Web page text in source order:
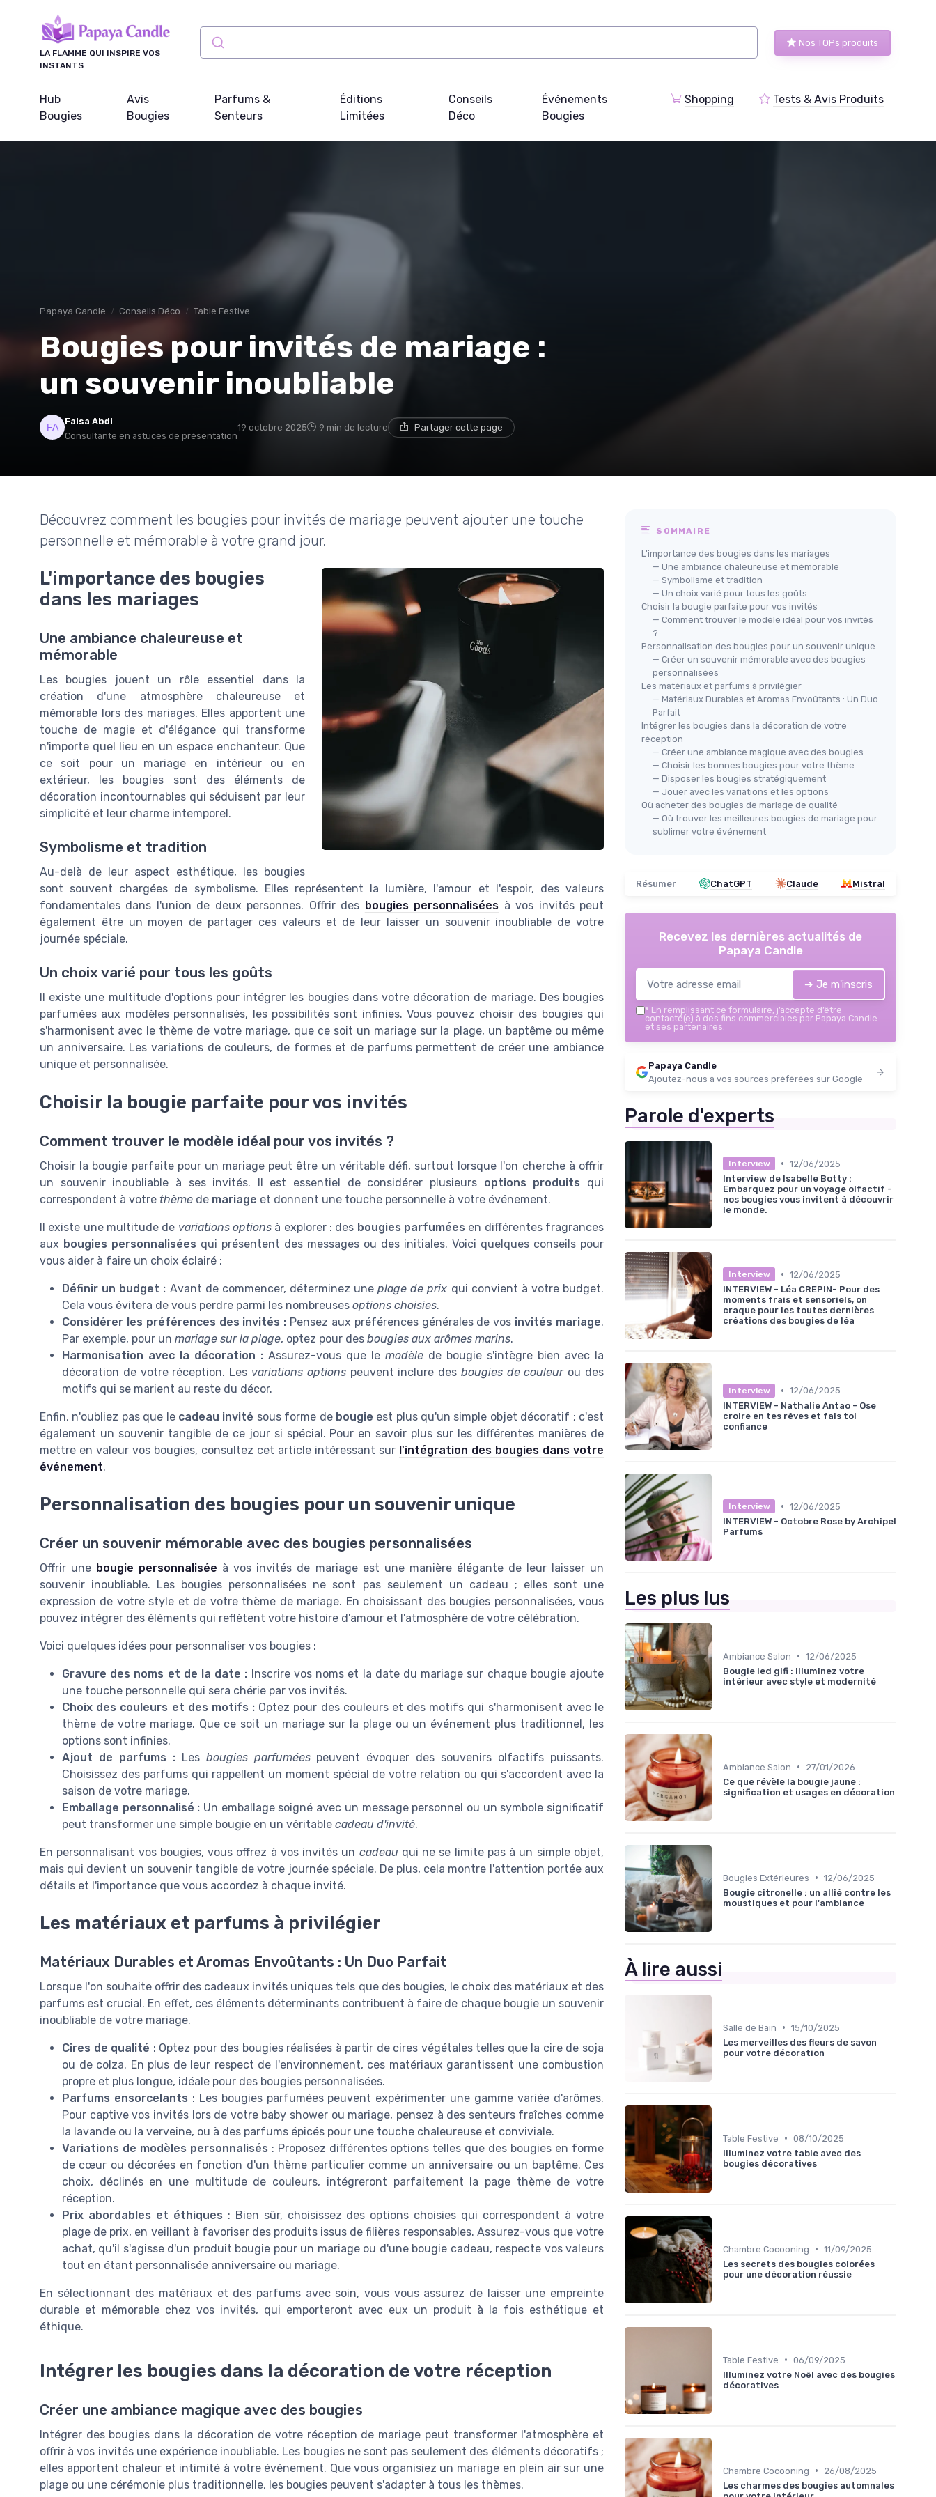
LA FLAMME QUI INSPIRE VOS
INSTANTS
Nos TOPs produits
Hub
Bougies
Avis
Bougies
Parfums &
Senteurs
Éditions
Limitées
Conseils
Déco
Événements
Bougies
Shopping Tests & Avis Produits
Papaya Candle Conseils Déco Table Festive
Bougies pour invités de mariage :
un souvenir inoubliable
Faisa Abdi
Consultante en astuces de présentation
19 octobre 2025 9 min de lecture Partager cette page
Découvrez comment les bougies pour invités de mariage peuvent ajouter une touche
personnelle et mémorable à votre grand jour.
L'importance des bougies
dans les mariages
Une ambiance chaleureuse et
mémorable
Les bougies jouent un rôle essentiel dans la
création d'une atmosphère chaleureuse et
mémorable lors des mariages. Elles apportent une
touche de magie et d'élégance qui transforme
n'importe quel lieu en un espace enchanteur. Que
ce soit pour un mariage en intérieur ou en
extérieur, les bougies sont des éléments de
décoration incontournables qui séduisent par leur
simplicité et leur charme intemporel.
Symbolisme et tradition
Au-delà de leur aspect esthétique, les bougies
sont souvent chargées de symbolisme. Elles représentent la lumière, l'amour et l'espoir, des valeurs
fondamentales dans l'union de deux personnes. Offrir des bougies personnalisées à vos invités peut
également être un moyen de partager ces valeurs et de leur laisser un souvenir inoubliable de votre
journée spéciale.
Un choix varié pour tous les goûts
Il existe une multitude d'options pour intégrer les bougies dans votre décoration de mariage. Des bougies
parfumées aux modèles personnalisés, les possibilités sont infinies. Vous pouvez choisir des bougies qui
s'harmonisent avec le thème de votre mariage, que ce soit un mariage sur la plage, un baptême ou même
un anniversaire. Les variations de couleurs, de formes et de parfums permettent de créer une ambiance
unique et personnalisée.
Choisir la bougie parfaite pour vos invités
Comment trouver le modèle idéal pour vos invités ?
Choisir la bougie parfaite pour un mariage peut être un véritable défi, surtout lorsque l'on cherche à offrir
un souvenir inoubliable à ses invités. Il est essentiel de considérer plusieurs options produits qui
correspondent à votre thème de mariage et donnent une touche personnelle à votre événement.
Il existe une multitude de variations options à explorer : des bougies parfumées en différentes fragrances
aux bougies personnalisées qui présentent des messages ou des initiales. Voici quelques conseils pour
vous aider à faire un choix éclairé :
Définir un budget : Avant de commencer, déterminez uneplage de prix qui convient à votre budget.
Cela vous évitera de vous perdre parmi les nombreuses options choisies.
Considérer les préférences des invités : Pensez aux préférences générales de vos invités mariage.
Par exemple, pour un mariage sur la plage, optez pour des bougies aux arômes marins.
Harmonisation avec la décoration : Assurez-vous que le modèle de bougie s'intègre bien avec la
décoration de votre réception. Les variations optionspeuvent inclure des bougies de couleurou des
motifs qui se marient au reste du décor.
Enfin, n'oubliez pas que le cadeau invité sous forme de bougie est plus qu'un simple objet décoratif ; c'est
également un souvenir tangible de ce jour si spécial. Pour en savoir plus sur les différentes manières de
mettre en valeur vos bougies, consultez cet article intéressant sur l'intégration des bougies dans votre
événement.
Personnalisation des bougies pour un souvenir unique
Créer un souvenir mémorable avec des bougies personnalisées
Offrir une bougie personnalisée à vos invités de mariage est une manière élégante de leur laisser un
souvenir inoubliable. Les bougies personnalisées ne sont pas seulement un cadeau ; elles sont une
expression de votre style et de votre thème de mariage. En choisissant des bougies personnalisées, vous
pouvez intégrer des éléments qui reflètent votre histoire d'amour et l'atmosphère de votre célébration.
Voici quelques idées pour personnaliser vos bougies :
Gravure des noms et de la date : Inscrire vos noms et la date du mariage sur chaque bougie ajoute
une touche personnelle qui sera chérie par vos invités.
Choix des couleurs et des motifs : Optez pour des couleurs et des motifs qui s'harmonisent avec le
thème de votre mariage. Que ce soit un mariage sur la plage ou un événement plus traditionnel, les
options sont infinies.
Ajout de parfums :Les bougies parfuméespeuvent évoquer des souvenirs olfactifs puissants.
Choisissez des parfums qui rappellent un moment spécial de votre relation ou qui s'accordent avec la
saison de votre mariage.
Emballage personnalisé : Un emballage soigné avec un message personnel ou un symbole significatif
peut transformer une simple bougie en un véritable cadeau d'invité.
En personnalisant vos bougies, vous offrez à vos invités un cadeau qui ne se limite pas à un simple objet,
mais qui devient un souvenir tangible de votre journée spéciale. De plus, cela montre l'attention portée aux
détails et l'importance que vous accordez à chaque invité.
Les matériaux et parfums à privilégier
Matériaux Durables et Aromas Envoûtants : Un Duo Parfait
Lorsque l'on souhaite offrir des cadeaux invités uniques tels que des bougies, le choix des matériaux et des
parfums est crucial. En effet, ces éléments déterminants contribuent à faire de chaque bougie un souvenir
inoubliable de votre mariage.
Cires de qualité : Optez pour des bougies réalisées à partir de cires végétales telles que la cire de soja
ou de colza. En plus de leur respect de l'environnement, ces matériaux garantissent une combustion
propre et plus longue, idéale pour des bougies personnalisées.
Parfums ensorcelants : Les bougies parfumées peuvent expérimenter une gamme variée d'arômes.
Pour captive vos invités lors de votre baby shower ou mariage, pensez à des senteurs fraîches comme
la lavande ou la verveine, ou à des parfums épicés pour une touche chaleureuse et conviviale.
Variations de modèles personnalisés : Proposez différentes options telles que des bougies en forme
de cœur ou décorées en fonction d'un thème particulier comme un anniversaire ou un baptême. Ces
choix, déclinés en une multitude de couleurs, intégreront parfaitement la page thème de votre
réception.
Prix abordables et éthiques : Bien sûr, choisissez des options choisies qui correspondent à votre
plage de prix, en veillant à favoriser des produits issus de filières responsables. Assurez-vous que votre
achat, qu'il s'agisse d'un produit bougie pour un mariage ou d'une bougie cadeau, respecte vos valeurs
tout en étant personnalisée anniversaire ou mariage.
En sélectionnant des matériaux et des parfums avec soin, vous vous assurez de laisser une empreinte
durable et mémorable chez vos invités, qui emporteront avec eux un produit à la fois esthétique et
éthique.
Intégrer les bougies dans la décoration de votre réception
Créer une ambiance magique avec des bougies
Intégrer des bougies dans la décoration de votre réception de mariage peut transformer l'atmosphère et
offrir à vos invités une expérience inoubliable. Les bougies ne sont pas seulement des éléments décoratifs ;
elles apportent chaleur et intimité à votre événement. Que vous organisiez un mariage en plein air sur une
plage ou une cérémonie plus traditionnelle, les bougies peuvent s'adapter à tous les thèmes.
SOMMAIRE
L'importance des bougies dans les mariages
— Une ambiance chaleureuse et mémorable
— Symbolisme et tradition
— Un choix varié pour tous les goûts
Choisir la bougie parfaite pour vos invités
— Comment trouver le modèle idéal pour vos invités
?
Personnalisation des bougies pour un souvenir unique
— Créer un souvenir mémorable avec des bougies
personnalisées
Les matériaux et parfums à privilégier
— Matériaux Durables et Aromas Envoûtants : Un Duo
Parfait
Intégrer les bougies dans la décoration de votre
réception
— Créer une ambiance magique avec des bougies
— Choisir les bonnes bougies pour votre thème
— Disposer les bougies stratégiquement
— Jouer avec les variations et les options
Où acheter des bougies de mariage de qualité
— Où trouver les meilleures bougies de mariage pour
sublimer votre événement
Résumer ChatGPT Claude Mistral
Recevez les dernières actualités de
Papaya Candle
➔ Je m'inscris
* En remplissant ce formulaire, j’accepte d’être
contacté(e) à des fins commerciales par Papaya Candle
et ses partenaires.
Papaya Candle
Ajoutez-nous à vos sources préférées sur Google
Parole d'experts
Interview • 12/06/2025
Interview de Isabelle Botty :
Embarquez pour un voyage olfactif -
nos bougies vous invitent à découvrir
le monde.
Interview • 12/06/2025
INTERVIEW - Léa CREPIN- Pour des
moments frais et sensoriels, on
craque pour les toutes dernières
créations des bougies de léa
Interview • 12/06/2025
INTERVIEW - Nathalie Antao - Ose
croire en tes rêves et fais toi
confiance
Interview • 12/06/2025
INTERVIEW - Octobre Rose by Archipel
Parfums
Les plus lus
Ambiance Salon • 12/06/2025
Bougie led gifi : illuminez votre
intérieur avec style et modernité
Ambiance Salon •
27/01/2026
Ce que révèle la bougie jaune :
signification et usages en décoration
Bougies Extérieures • 12/06/2025
Bougie citronelle : un allié contre les
moustiques et pour l'ambiance
À lire aussi
Salle de Bain • 15/10/2025
Les merveilles des fleurs de savon
pour votre décoration
Table Festive • 08/10/2025
Illuminez votre table avec des
bougies décoratives
Chambre Cocooning • 11/09/2025
Les secrets des bougies colorées
pour une décoration réussie
Table Festive • 06/09/2025
Illuminez votre Noël avec des bougies
décoratives
Chambre Cocooning •
26/08/2025
Les charmes des bougies automnales